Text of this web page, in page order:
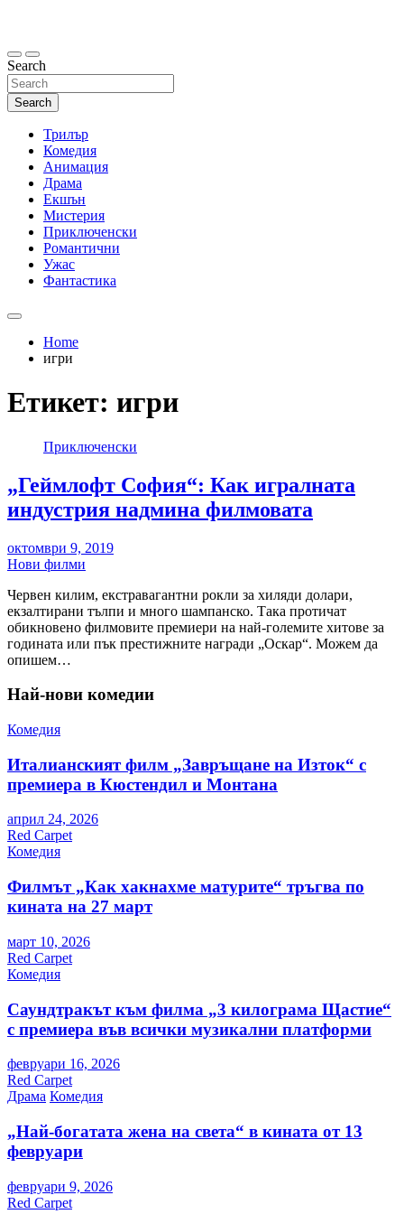
Search
Search
Трилър
Комедия
Анимация
Драма
Екшън
Мистерия
Приключенски
Романтични
Ужас
Фантастика
Home
игри
Етикет: игри
Приключенски
„Геймлофт София“: Как игралната
индустрия надмина филмовата
октомври 9, 2019
Нови филми
Червен килим, екстравагантни рокли за хиляди долари,
екзалтирани тълпи и много шампанско. Така протичат
обикновено филмовите премиери на най-големите хитове за
годината или пък престижните награди „Оскар“. Можем да
опишем…
Най-нови комедии
Комедия
Италианският филм „Завръщане на Изток“ с
премиера в Кюстендил и Монтана
април 24, 2026
Red Carpet
Комедия
Филмът „Как хакнахме матурите“ тръгва по
кината на 27 март
март 10, 2026
Red Carpet
Комедия
Саундтракът към филма „3 килограма Щастие“
с премиера във всички музикални платформи
февруари 16, 2026
Red Carpet
Драма Комедия
„Най-богатата жена на света“ в кината от 13
февруари
февруари 9, 2026
Red Carpet